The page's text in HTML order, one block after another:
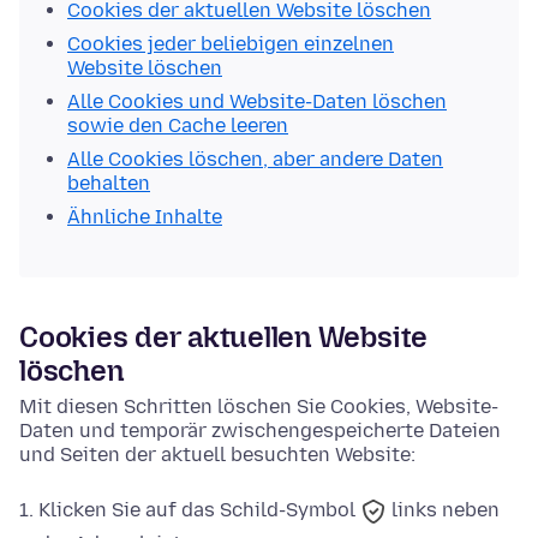
Cookies der aktuellen Website löschen
Cookies jeder beliebigen einzelnen
Website löschen
Alle Cookies und Website-Daten löschen
sowie den Cache leeren
Alle Cookies löschen, aber andere Daten
behalten
Ähnliche Inhalte
Cookies der aktuellen Website
löschen
Mit diesen Schritten löschen Sie Cookies, Website-
Daten und temporär zwischengespeicherte Dateien
und Seiten der aktuell besuchten Website:
Klicken Sie auf das Schild-Symbol
links neben